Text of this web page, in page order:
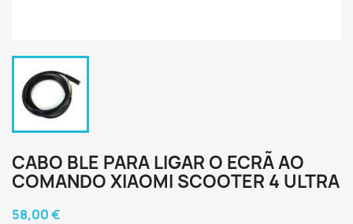
CABO BLE PARA LIGAR O ECRÃ AO
COMANDO XIAOMI SCOOTER 4 ULTRA
58,00 €